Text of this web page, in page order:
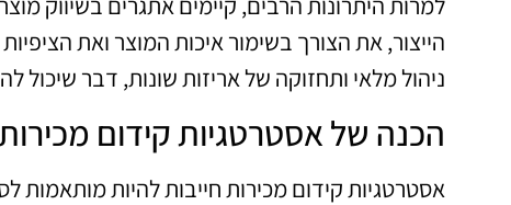
הייצור, את הצורך בשימור איכות המוצר ואת
ניהול מלאי ותחזוקה של אריזות שונות, דבר שיכול
הכנה של אסטרטגיות קידום
אסטרטגיות קידום מכירות חייבות להיות מותאמות